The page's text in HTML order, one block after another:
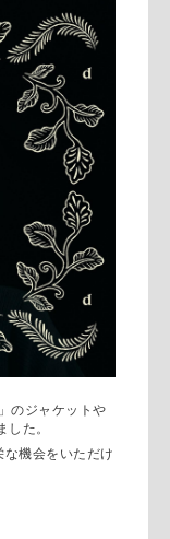
のジャケットや
た。
機会をいただけ